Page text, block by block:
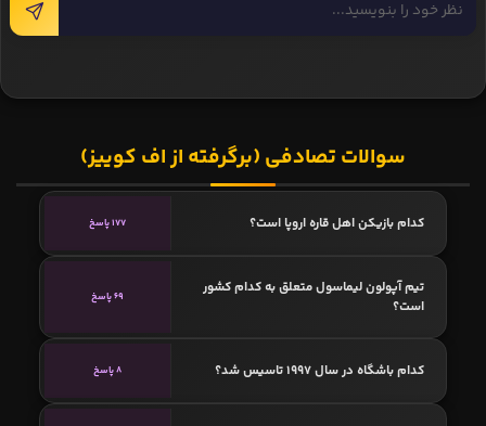
سوالات تصادفی (برگرفته از اف کوییز)
کدام بازیکن اهل قاره اروپا است؟ 177 پاسخ
تیم آپولون لیماسول متعلق به کدام کشور
است؟
69 پاسخ
کدام باشگاه در سال 1997 تاسیس شد؟ 8 پاسخ